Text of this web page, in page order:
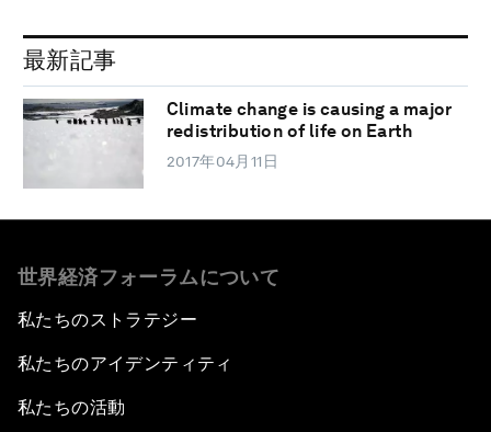
最新記事
Climate change is causing a major
redistribution of life on Earth
2017年04月11日
世界経済フォーラムについて
私たちのストラテジー
私たちのアイデンティティ
私たちの活動